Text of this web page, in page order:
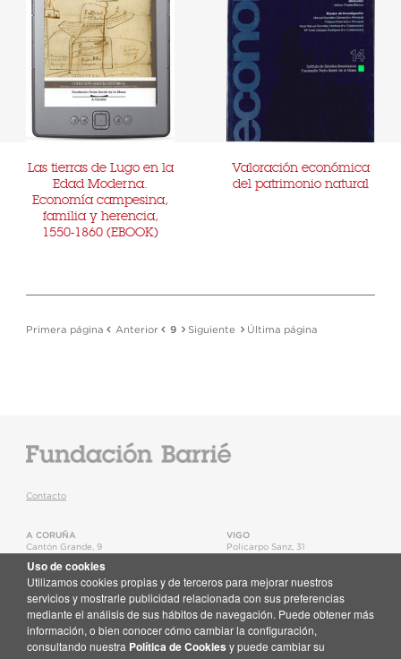
Las tierras de Lugo en la
Edad Moderna.
Economía campesina,
familia y herencia,
1550-1860 (EBOOK)
Valoración económica
del patrimonio natural
Primera página Anterior 9 Siguiente Última página
Contacto
A CORUÑA
Cantón Grande, 9
T.+34 981 22 15 25
Mapa
VIGO
Policarpo Sanz, 31
Mapa
Recibe en tu correo toda la actualidad de la Fundación Barrié
Suscríbete aquí
Uso de cookies
Utilizamos cookies propias y de terceros para mejorar nuestros
servicios y mostrarle publicidad relacionada con sus preferencias
mediante el análisis de sus hábitos de navegación. Puede obtener más
información, o bien conocer cómo cambiar la configuración,
consultando nuestra Política de Cookies y puede cambiar su